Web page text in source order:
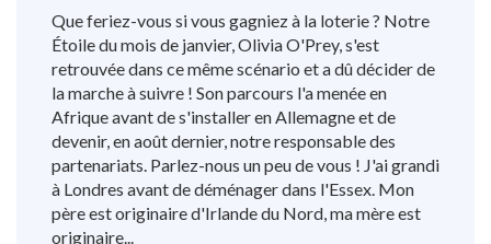
Que feriez-vous si vous gagniez à la loterie ? Notre
Étoile du mois de janvier, Olivia O'Prey, s'est
retrouvée dans ce même scénario et a dû décider de
la marche à suivre ! Son parcours l'a menée en
Afrique avant de s'installer en Allemagne et de
devenir, en août dernier, notre responsable des
partenariats. Parlez-nous un peu de vous ! J'ai grandi
à Londres avant de déménager dans l'Essex. Mon
père est originaire d'Irlande du Nord, ma mère est
originaire...